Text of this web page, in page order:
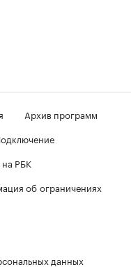
Архив программ
РБК
об ограничениях
данных